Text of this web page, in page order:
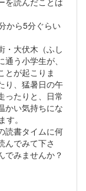
から5分ぐらい
・大伏木（ふし
う小学生が、
とが起こりま
り、猛暑日の午
ったりと、日常
かい気持ちにな
。
読書タイムに何
んでみて下さ
でみませんか？